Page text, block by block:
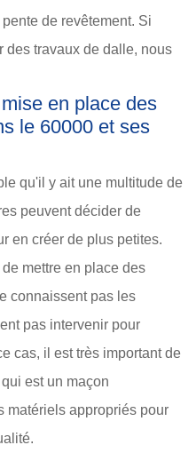
de revêtement. Si
des travaux de dalle, nous
en place des
le 60000 et ses
qu'il y ait une multitude de
peuvent décider de
en créer de plus petites.
mettre en place des
connaissent pas les
pas intervenir pour
cas, il est très important de
est un maçon
matériels appropriés pour